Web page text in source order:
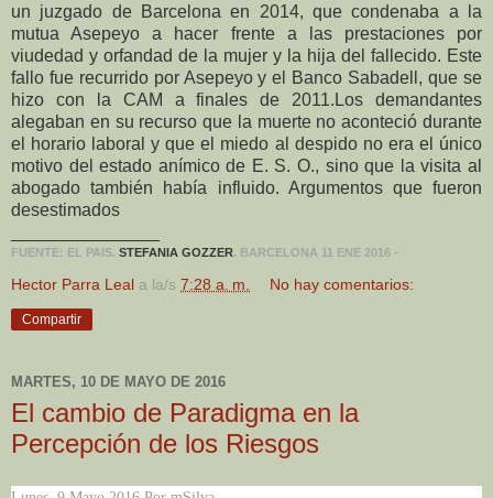
un juzgado de Barcelona en 2014, que condenaba a la
mutua Asepeyo a hacer frente a las prestaciones por
viudedad y orfandad de la mujer y la hija del fallecido. Este
fallo fue recurrido por Asepeyo y el Banco Sabadell, que se
hizo con la CAM a finales de 2011.Los demandantes
alegaban en su recurso que la muerte no aconteció durante
el horario laboral y que el miedo al despido no era el único
motivo del estado anímico de E. S. O., sino que la visita al
abogado también había influido. Argumentos que fueron
desestimados
FUENTE: EL PAIS. STEFANIA GOZZER. BARCELONA 11 ENE 2016 -
Hector Parra Leal a la/s 7:28 a. m. No hay comentarios:
Compartir
MARTES, 10 DE MAYO DE 2016
El cambio de Paradigma en la
Percepción de los Riesgos